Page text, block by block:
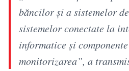
băncilor şi a sistemelor
sistemelor conectate la
informatice şi
monitorizarea”, a